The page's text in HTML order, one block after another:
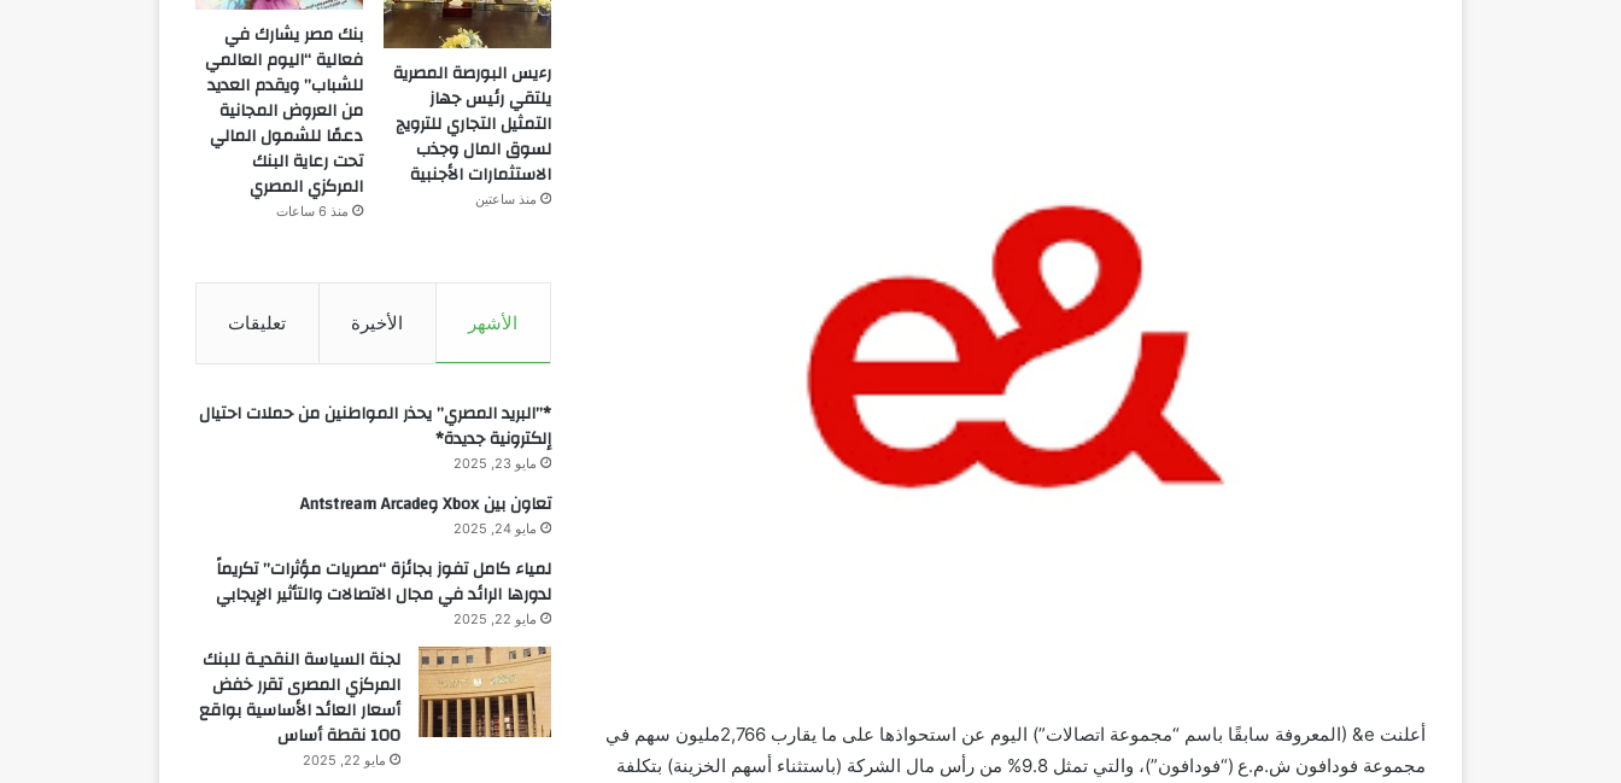
أعلنت e& (المعروفة سابقًا باسم “مجموعة اتصالات”) اليوم عن استحواذها على ما يقارب 2,766مليون سهم في
مجموعة فودافون ش.م.ع (“فودافون”)، والتي تمثل 9.8% من رأس مال الشركة (باستثناء أسهم الخزينة) بتكلفة
رءيس البورصة المصرية
يلتقي رئيس جهاز
التمثيل التجاري للترويج
لسوق المال وجذب
الاستثمارات الأجنبية
منذ ساعتين
بنك مصر يشارك في
فعالية “اليوم العالمي
للشباب” ويقدم العديد
من العروض المجانية
دعمًا للشمول المالي
تحت رعاية البنك
المركزي المصري
منذ 6 ساعات
الأشهر الأخيرة تعليقات
*”البريد المصري” يحذر المواطنين من حملات احتيال
إلكترونية جديدة*
مايو 23, 2025
تعاون بين Xbox وAntstream Arcade
مايو 24, 2025
لمياء كامل تفوز بجائزة “مصريات مؤثرات” تكريماً
لدورها الرائد في مجال الاتصالات والتأثير الإيجابي
مايو 22, 2025
لجنة السياسة النقديـة للبنك
المركزي المصرى تقرر خفض
أسعار العائد الأساسية بواقع
100 نقطة أساس
مايو 22, 2025